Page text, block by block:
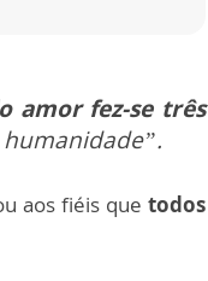
amor fez-se três
aos fiéis quetodos